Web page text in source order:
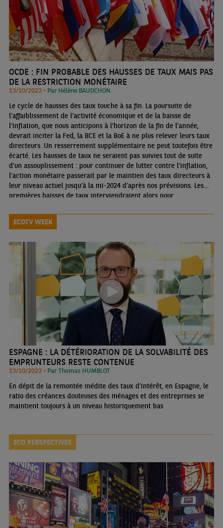
OCDE : FIN PROBABLE DES HAUSSES DE TAUX MAIS PAS
DE LA RESTRICTION MONÉTAIRE
13/10/2023 • Par Hélène BAUDCHON
Le cycle de hausses des taux touche à sa fin. La poursuite de
l’affaiblissement de l’activité économique et de la baisse de
l’inflation, que nous anticipons à l’horizon de la fin de l’année,
devrait inciter la Fed, la BCE et la BoE à ne plus relever leurs taux
directeurs. Un resserrement supplémentaire ne peut toutefois être
écarté. Les hausses de taux ne seraient pas suivies tout de suite
d’un assouplissement : pour continuer de lutter contre l’inflation,
l’action monétaire passerait par le maintien des taux directeurs à
leur niveau actuel jusqu’à la mi-2024 d’après nos prévisions. Les
premières baisses de taux interviendraient alors pour
effet haussier sur les taux directeurs réels
ECOTV WEEK
ESPAGNE : LA DÉTÉRIORATION DE LA SOLVABILITÉ DES
EMPRUNTEURS RESTE CONTENUE
13/10/2023 • Par Thomas HUMBLOT
En dépit de la remontée inédite des taux d’intérêt, en Espagne, le
ratio des créances douteuses des ménages et des entreprises se
maintient toujours à un niveau historiquement bas
ECO PERSPECTIVES